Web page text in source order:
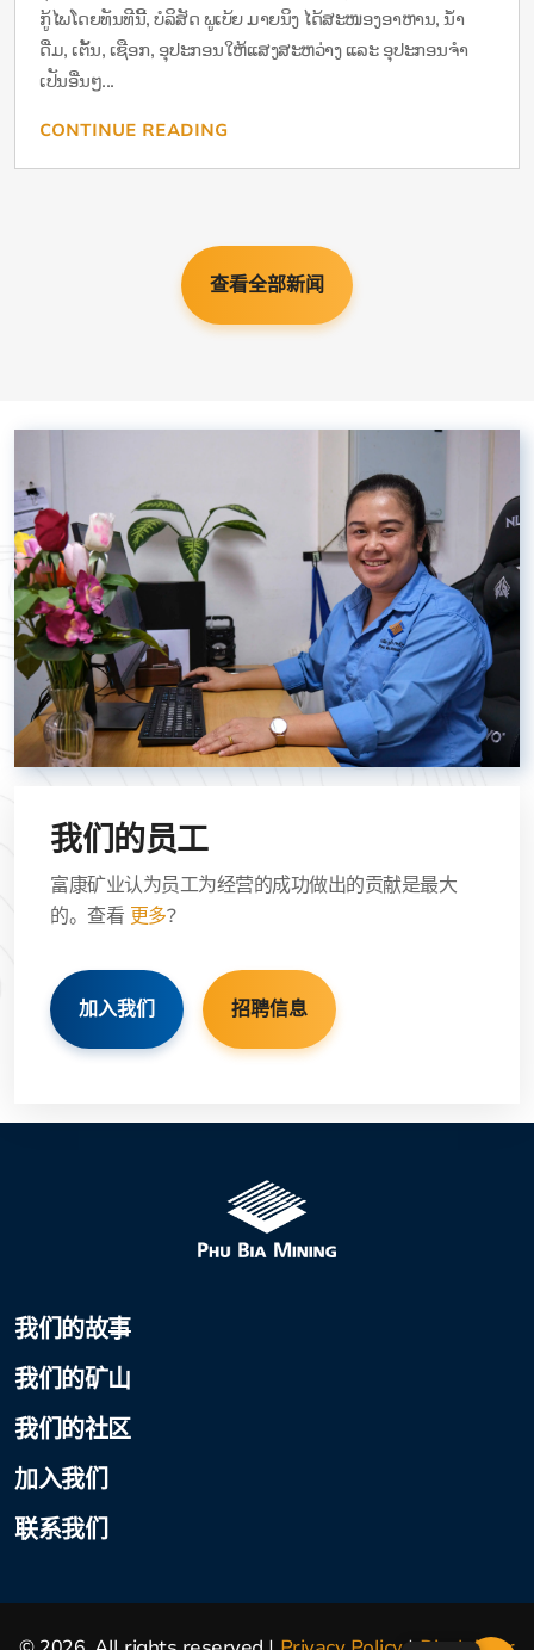
ກູ້ໄພໂດຍທັນທີນີ້, ບໍລິສັດ ພູເບ້ຍ ມາຍນິງ ໄດ້ສະໜອງອາຫານ, ນ້ຳ
ດື່ມ, ເຕັ້ນ, ເຊືອກ, ອຸປະກອນໃຫ້ແສງສະຫວ່າງ ແລະ ອຸປະກອນຈຳ
ເປັນອື່ນໆ...
CONTINUE READING
查看全部新闻
我们的员工
富康矿业认为员工为经营的成功做出的贡献是最大
的。查看 更多?
加入我们 招聘信息
我们的故事
我们的矿山
我们的社区
加入我们
联系我们